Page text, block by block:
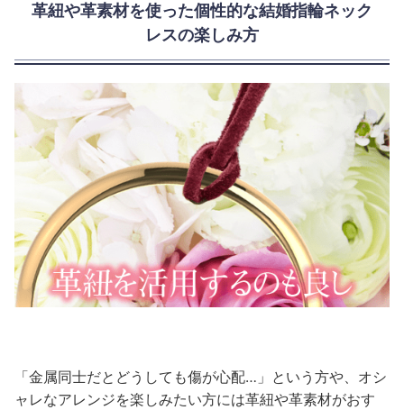
革紐や革素材を使った個性的な結婚指輪ネック
レスの楽しみ方
「金属同士だとどうしても傷が心配…」という方や、オシ
ャレなアレンジを楽しみたい方には革紐や革素材がおす